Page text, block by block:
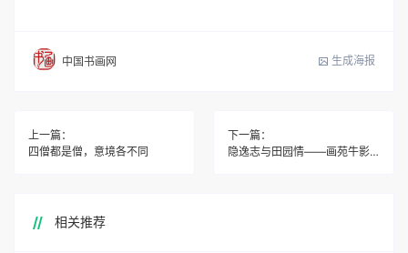
中国书画网 生成海报
上一篇：
四僧都是僧，意境各不同
下一篇：
隐逸志与田园情——画苑牛影一窥
相关推荐